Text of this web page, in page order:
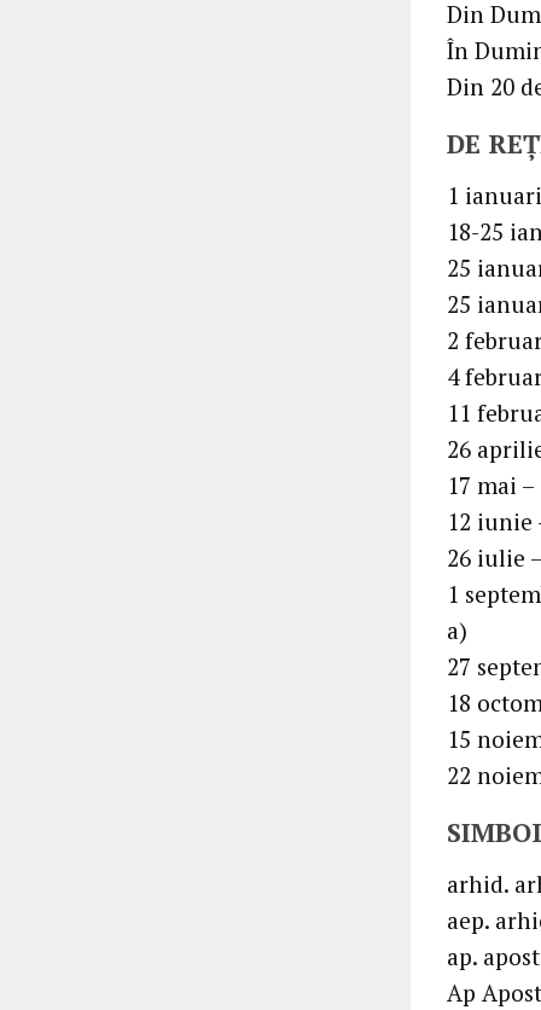
Din
În
Din 20
DE
1
18-25
25
25
2
4
11
26
17 mai
12
26 iulie
1
a)
27
18
15
22
arhid.
aep.
ap.
Ap